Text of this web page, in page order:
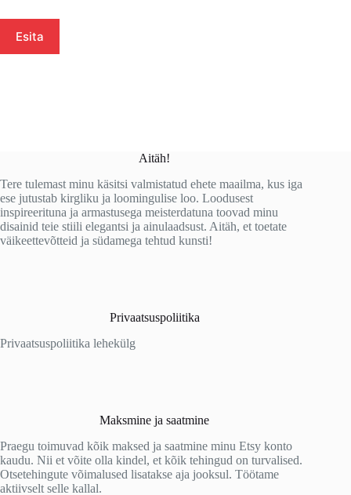
Esita
Aitäh!
Tere tulemast minu käsitsi valmistatud ehete maailma, kus iga
ese jutustab kirgliku ja loomingulise loo. Loodusest
inspireerituna ja armastusega meisterdatuna toovad minu
disainid teie stiili elegantsi ja ainulaadsust. Aitäh, et toetate
väikeettevõtteid ja südamega tehtud kunsti!
Privaatsuspoliitika
Privaatsuspoliitika lehekülg
Maksmine ja saatmine
Praegu toimuvad kõik maksed ja saatmine minu Etsy konto
kaudu. Nii et võite olla kindel, et kõik tehingud on turvalised.
Otsetehingute võimalused lisatakse aja jooksul. Töötame
aktiivselt selle kallal.